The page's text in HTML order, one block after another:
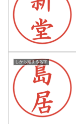
しから始まる名字